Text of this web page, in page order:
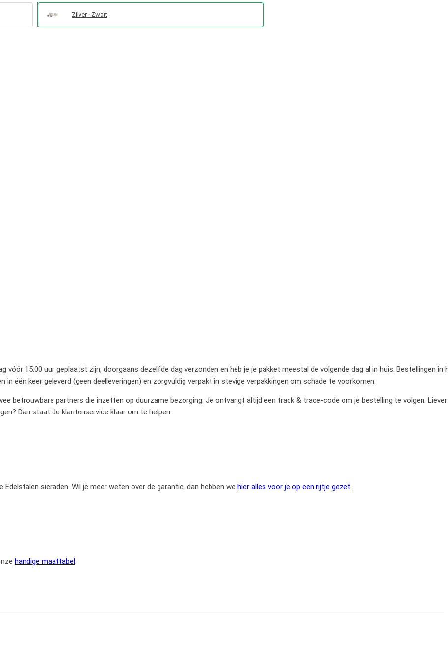
Zilver · Zwart
vóór 15:00 uur geplaatst zijn, doorgaans dezelfde dag verzonden en heb je je pakket meestal de volgende dag al in huis. Bestellingen in
in één keer geleverd (geen deelleveringen) en zorgvuldig verpakt in stevige verpakkingen om schade te voorkomen.
betrouwbare partners die inzetten op duurzame bezorging. Je ontvangt altijd een track & trace-code om je bestelling te volgen.
Dan staat de klantenservice klaar om te helpen.
sieraden. Wil je meer weten over de garantie, dan hebben we hier alles voor je op een rijtje gezet.
handige maattabel.